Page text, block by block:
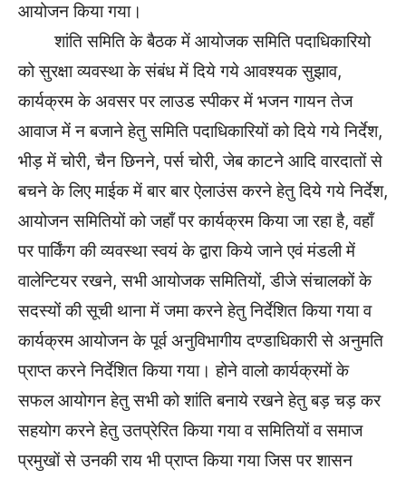
आयोजन किया गया।
शांति समिति के बैठक में आयोजक समिति पदाधिकारियो
को सुरक्षा व्यवस्था के संबंध में दिये गये आवश्यक सुझाव,
कार्यक्रम के अवसर पर लाउड स्पीकर में भजन गायन तेज
आवाज में न बजाने हेतु समिति पदाधिकारियों को दिये गये निर्देश,
भीड़ में चोरी, चैन छिनने, पर्स चोरी, जेब काटने आदि वारदातों से
बचने के लिए माईक में बार बार ऐलाउंस करने हेतु दिये गये निर्देश,
आयोजन समितियों को जहाँ पर कार्यक्रम किया जा रहा है, वहाँ
पर पार्किंग की व्यवस्था स्वयं के द्वारा किये जाने एवं मंडली में
वालेन्टियर रखने, सभी आयोजक समितियों, डीजे संचालकों के
सदस्यों की सूची थाना में जमा करने हेतु निर्देशित किया गया व
कार्यक्रम आयोजन के पूर्व अनुविभागीय दण्डाधिकारी से अनुमति
प्राप्त करने निर्देशित किया गया। होने वालो कार्यक्रमों के
सफल आयोगन हेतु सभी को शांति बनाये रखने हेतु बड़ चड़ कर
सहयोग करने हेतु उतप्रेरित किया गया व समितियों व समाज
प्रमुखों से उनकी राय भी प्राप्त किया गया जिस पर शासन